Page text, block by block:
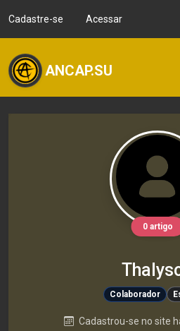
Cadastre-se Acessar
ANCAP.SU
0 artigo
Colaborador
Cadastrou-se no site